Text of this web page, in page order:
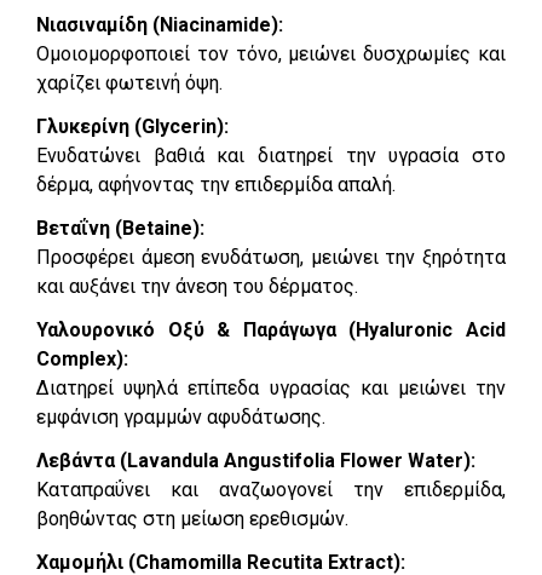
Νιασιναμίδη (Niacinamide):
Ομοιομορφοποιεί τον τόνο, μειώνει δυσχρωμίες και
χαρίζει φωτεινή όψη.
Γλυκερίνη (Glycerin):
Ενυδατώνει βαθιά και διατηρεί την υγρασία στο
δέρμα, αφήνοντας την επιδερμίδα απαλή.
Βεταΐνη (Betaine):
Προσφέρει άμεση ενυδάτωση, μειώνει την ξηρότητα
και αυξάνει την άνεση του δέρματος.
Υαλουρονικό Οξύ & Παράγωγα (Hyaluronic Acid
Complex):
Διατηρεί υψηλά επίπεδα υγρασίας και μειώνει την
εμφάνιση γραμμών αφυδάτωσης.
Λεβάντα (Lavandula Angustifolia Flower Water):
Καταπραΰνει και αναζωογονεί την επιδερμίδα,
βοηθώντας στη μείωση ερεθισμών.
Χαμομήλι (Chamomilla Recutita Extract):